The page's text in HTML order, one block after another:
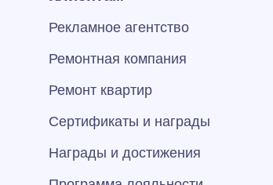
Рекламное агентство
Ремонтная компания
Ремонт квартир
Сертификаты и награды
Награды и достижения